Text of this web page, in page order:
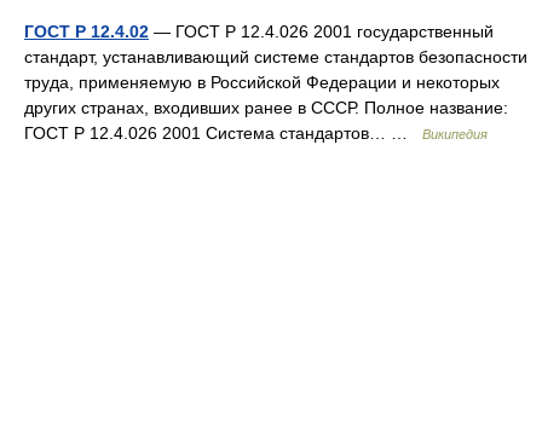
ГОСТ Р 12.4.02 — ГОСТ Р 12.4.026 2001 государственный
стандарт, устанавливающий cистемe стандартов безопасности
труда, применяемую в Российской Федерации и некоторых
других странах, входивших ранее в СССР. Полное название:
ГОСТ Р 12.4.026 2001 Система стандартов… …
Википедия